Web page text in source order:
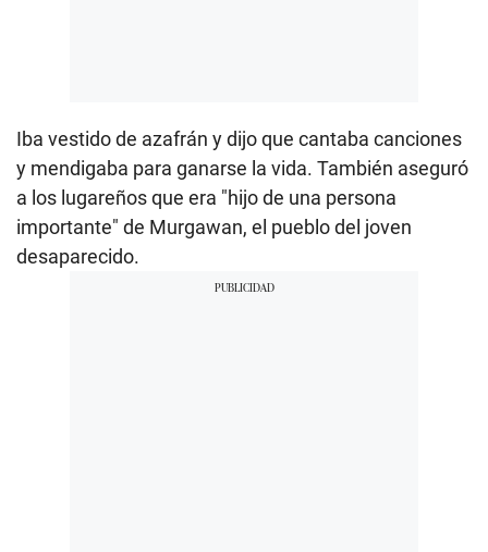
Iba vestido de azafrán y dijo que cantaba canciones
y mendigaba para ganarse la vida. También aseguró
a los lugareños que era "hijo de una persona
importante" de Murgawan, el pueblo del joven
desaparecido.